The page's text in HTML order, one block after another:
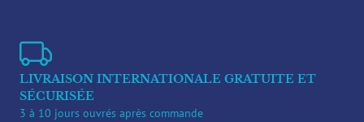
LIVRAISON INTERNATIONALE GRATUITE ET
SÉCURISÉE
3 à 10 jours ouvrés après commande